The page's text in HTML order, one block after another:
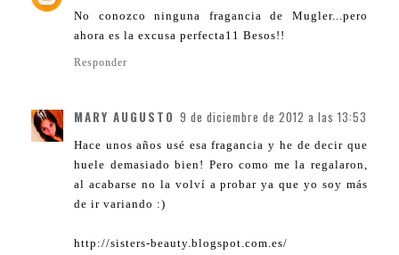
No conozco ninguna fragancia de Mugler...pero
ahora es la excusa perfecta11 Besos!!
Responder
MARY AUGUSTO 9 de diciembre de 2012 a las 13:53
Hace unos años usé esa fragancia y he de decir que
huele demasiado bien! Pero como me la regalaron,
al acabarse no la volví a probar ya que yo soy más
de ir variando :)
http://sisters-beauty.blogspot.com.es/